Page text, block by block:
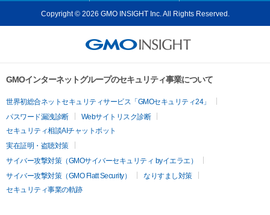
Copyright © 2026 GMO INSIGHT Inc. All Rights Reserved.
GMOインターネットグループのセキュリティ事業について
世界初総合ネットセキュリティサービス「GMOセキュリティ24」
パスワード漏洩診断
Webサイトリスク診断
セキュリティ相談AIチャットボット
実在証明・盗聴対策
サイバー攻撃対策（GMOサイバーセキュリティ byイエラエ）
サイバー攻撃対策（GMO Flatt Security）
なりすまし対策
セキュリティ事業の軌跡